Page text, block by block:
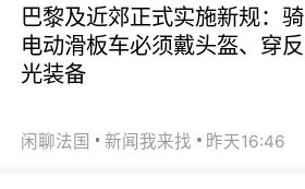
巴黎及近郊正式实施新规：骑
电动滑板车必须戴头盔、穿反
光装备
闲聊法国 新闻我来找 昨天16:46